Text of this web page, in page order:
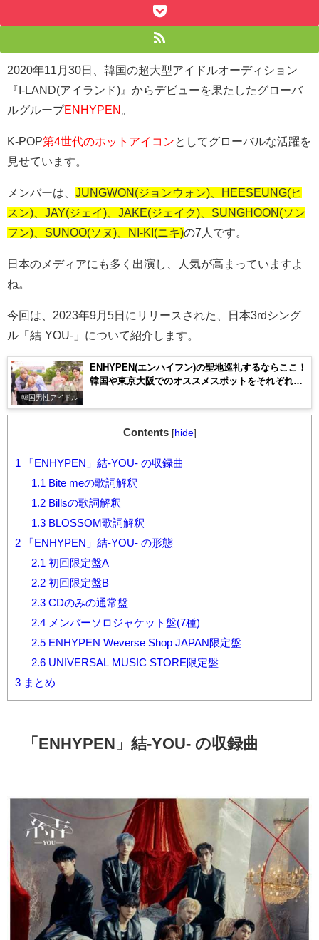
2020年11月30日、韓国の超大型アイドルオーディション
『I-LAND(アイランド)』からデビューを果たしたグローバ
ルグループENHYPEN
K-POP第4世代のホットアイコン としてグローバルな活躍を
見せています。
メンバーは、 JUNGWON(ジョンウォン)、HEESEUNG(ヒ
スン)、JAY(ジェイ)、JAKE(ジェイク)、SUNGHOON(ソン
フン)、SUNOO(ソヌ)、NI-KI(ニキ)の7人です。
日本のメディアにも多く出演し、人気が高まっていますよ
ね。
今回は、2023年9月5日にリリースされた、日本3rdシング
ル「結₋YOU-」について紹介します。
韓国男性アイドル
ENHYPEN(エンハイフン)の聖地巡礼するならここ！
韓国や東京大阪でのオススメスポットをそれぞれ紹
Contents [hide]
1
「ENHYPEN」結-YOU- の収録曲
1.1
Bite meの歌詞解釈
1.2Billsの歌詞解釈
1.3BLOSSOM歌詞解釈
2 「ENHYPEN」結-YOU- の形態
2.1 初回限定盤A
2.2初回限定盤B
2.3CDのみの通常盤
2.4メンバーソロジャケット盤(7種)
2.5ENHYPEN Weverse Shop JAPAN限定盤
2.6UNIVERSAL MUSIC STORE限定盤
3 まとめ
「ENHYPEN」結-YOU- の収録曲